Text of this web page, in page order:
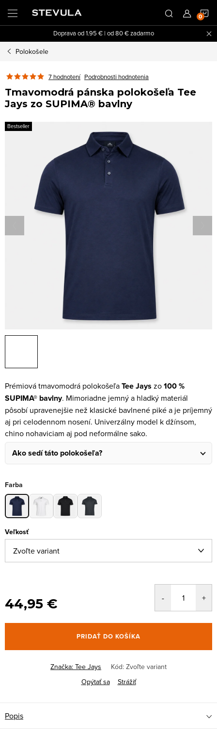
obsah
Doprava od 1.95 € | od 80 € zadarmo
Polokošele
7 hodnotení Podrobnosti hodnotenia
Tmavomodrá pánska polokošeľa Tee
Jays zo SUPIMA® bavlny
Bestseller
Prémiová tmavomodrá polokošeľaTee Jays zo100 %
SUPIMA® bavlny. Mimoriadne jemný a hladký materiál
pôsobí upravenejšie než klasické bavlnené piké a je príjemný
aj pri celodennom nosení. Univerzálny model k džínsom,
chino nohaviciam aj pod neformálne sako.
Ako sedí táto polokošeľa?
Farba
Veľkosť
44,95 €
PRIDAŤ DO KOŠÍKA
Značka: Tee Jays Kód: Zvoľte variant
Opýtať sa
Strážiť
Popis